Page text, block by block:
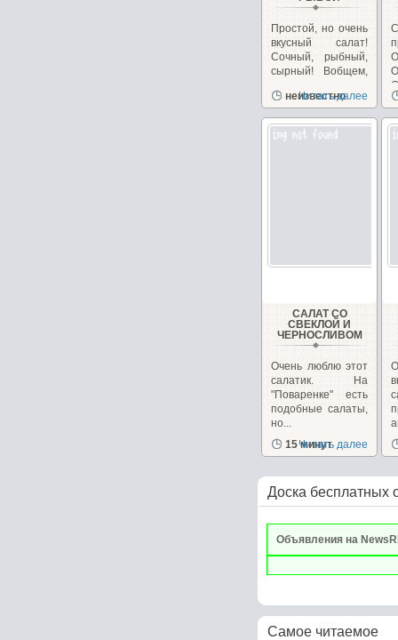
Простой, но очень
вкусный салат!
Сочный, рыбный,
сырный! Вобщем,
удовольствие!...
неизвестно
Читать далее
САЛАТ СО
СВЕКЛОЙ И
ЧЕРНОСЛИВОМ
Очень люблю этот
салатик. На
"Поваренке" есть
подобные салаты,
но...
15 минут
Читать далее
Доска бесплатных
Объявления на
Самое читаемое